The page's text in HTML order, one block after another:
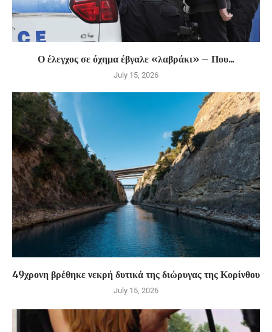
Ο έλεγχος σε όχημα έβγαλε «λαβράκι» – Που...
July 15, 2026
49χρονη βρέθηκε νεκρή δυτικά της διώρυγας της Κορίνθου
July 15, 2026